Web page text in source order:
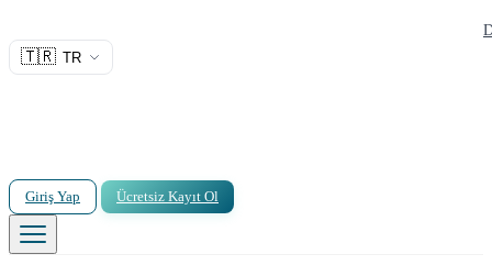
🇹🇷 TR
Giriş Yap Ücretsiz Kayıt Ol